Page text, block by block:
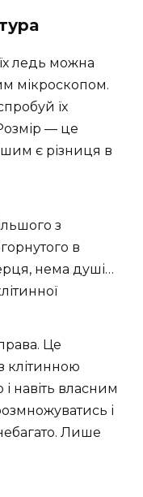
ледь можна
мікроскопом.
їх
— це
є різниця в
з
в
нема душі…
Це
клітинною
навіть власним
і
Лише